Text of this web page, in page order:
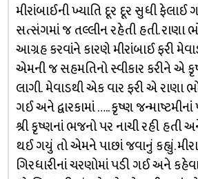
મીરાંબાઈની ખ્યાતિ દૂર દૂર સુધી
સત્સંગમાં જ તલ્લીન રહેતી હતી. રાણા
આગ્રહ કરવાંને કારણે મીરાંબાઈ ફરી
એમની જ સહમતિનો સ્વીકાર કરીને એ
લાગી. મેવાડથી એક વાર ફરી એ રાણા
ગઈ અને દ્વારકામાં ….. કૃષ્ણ
શ્રી કૃષ્ણનાં ભજનો પર નાચી રહી
થઈ ગયું તો એમને પાછાં જવાનું કહ્યું.
ગિરધારીનાં ચરણોમાં પડી ગઈ અને